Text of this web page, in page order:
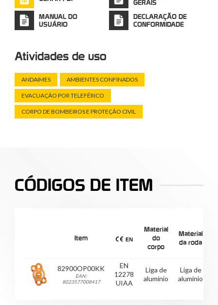
GERAIS
MANUAL DO
USUÁRIO
DECLARAÇÃO DE
CONFORMIDADE
Atividades de uso
ANDAIMES AMBIENTES CONFINADOS
EVACUAÇÃO POR TELEFÉRICO
CORPO DE BOMBEIROS E PROTEÇÃO CIVIL
CÓDIGOS DE ITEM
Item
Material
do
corpo
Material
da roda
82900OP00KK
EAN:
8023577008417
EN
12278
UIAA
Liga de
alumínio
Liga de
alumínio